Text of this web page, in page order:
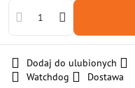
Dodaj do ulubionych
Watchdog
Dostawa